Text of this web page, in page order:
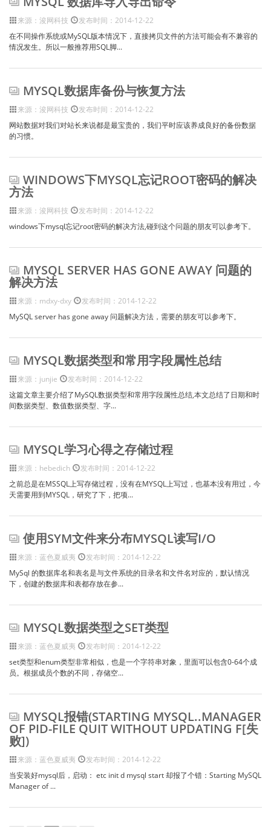
来源：浚网科技
发布时间：2014-12-22
在不同操作系统或MySQL版本情况下，直接拷贝文件的方法可能会有不兼容的
情况发生。所以一般推荐用SQL脚...
MYSQL数据库备份与恢复方法
来源：浚网科技
发布时间：2014-12-22
网站数据对我们对站长来说都是最宝贵的，我们平时应该养成良好的备份数据
的习惯。
WINDOWS下MYSQL忘记ROOT密码的解决
方法
来源：浚网科技
发布时间：2014-12-22
windows下mysql忘记root密码的解决方法,碰到这个问题的朋友可以参考下。
MYSQL SERVER HAS GONE AWAY 问题的
解决方法
来源：mdxy-dxy
发布时间：2014-12-22
MySQL server has gone away 问题解决方法，需要的朋友可以参考下。
MYSQL数据类型和常用字段属性总结
来源：junjie
发布时间：2014-12-22
这篇文章主要介绍了MySQL数据类型和常用字段属性总结,本文总结了日期和时
间数据类型、数值数据类型、字...
MYSQL学习心得之存储过程
来源：hebedich
发布时间：2014-12-22
之前总是在MSSQL上写存储过程，没有在MYSQL上写过，也基本没有用过，今
天需要用到MYSQL，研究了下，把项...
使用SYM文件来分布MYSQL读写I/O
来源：蓝色夏威夷
发布时间：2014-12-22
MySql 的数据库名和表名是与文件系统的目录名和文件名对应的，默认情况
下，创建的数据库和表都存放在参...
MYSQL数据类型之SET类型
来源：蓝色夏威夷
发布时间：2014-12-22
set类型和enum类型非常相似，也是一个字符串对象，里面可以包含0-64个成
员。根据成员个数的不同，存储空...
MYSQL报错(STARTING MYSQL..MANAGER
OF PID-FILE QUIT WITHOUT UPDATING F[失
败])
来源：蓝色夏威夷
发布时间：2014-12-22
当安装好mysql后，启动： etc init d mysql start 却报了个错：Starting MySQL
Manager of ...